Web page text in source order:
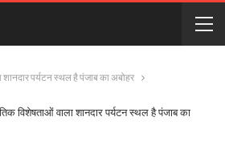
पर्यटन स्थल है पंजाब का अबोहर
विशेषताओं वाला शानदार पर्यटन स्थल है पंजाब का